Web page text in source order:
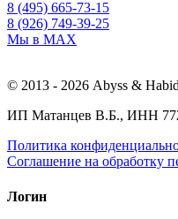
8 (495) 665-73-15
8 (926) 749-39-25
Мы в MAX
© 2013 - 2026 Abyss &
ИП Матанцев В.Б., ИНН
Политика
Соглашение на обработку
Логин